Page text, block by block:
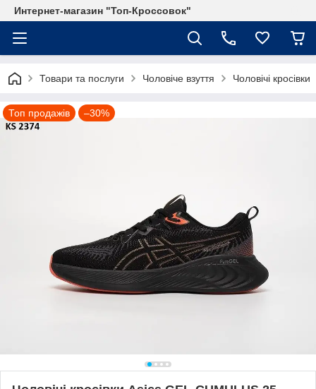
Интернет-магазин "Топ-Кроссовок"
Товари та послуги Чоловіче взуття Чоловічі кросівки
Топ продажів –30%